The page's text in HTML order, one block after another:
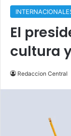
El
cultura
Redaccion Central